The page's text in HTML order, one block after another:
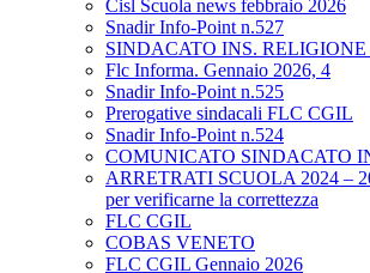
Cisl Scuola news febbraio 2026
Snadir Info-Point n.527
SINDACATO INS.
Flc Informa. Gennaio 2026, 4
Snadir Info-Point n.525
Prerogative sindacali FLC CGIL
Snadir Info-Point n.524
COMUNICATO SINDACATO
ARRETRATI SCUOLA 2024 –
per verificarne la correttezza
FLC CGIL
COBAS VENETO
FLC CGIL Gennaio 2026